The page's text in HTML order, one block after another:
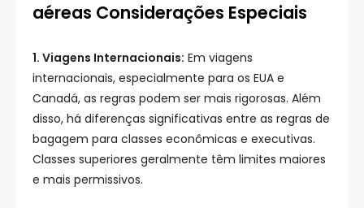
aéreas Considerações Especiais
1. Viagens Internacionais: Em viagens
internacionais, especialmente para os EUA e
Canadá, as regras podem ser mais rigorosas. Além
disso, há diferenças significativas entre as regras de
bagagem para classes econômicas e executivas.
Classes superiores geralmente têm limites maiores
e mais permissivos.